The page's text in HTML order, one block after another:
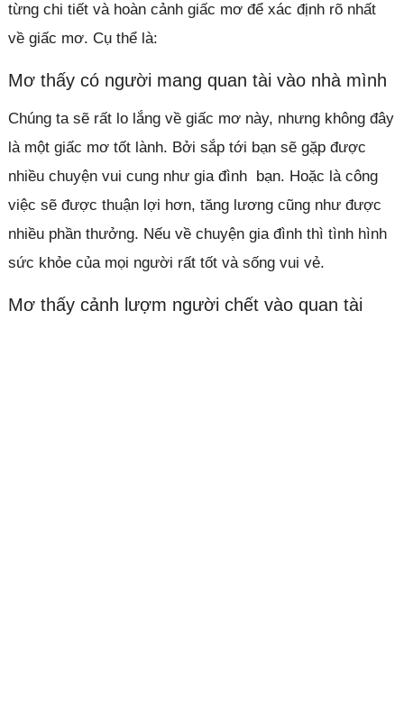
từng chi tiết và hoàn cảnh giấc mơ để xác định rõ nhất
về giấc mơ. Cụ thể là:
Mơ thấy có người mang quan tài vào nhà mình
Chúng ta sẽ rất lo lắng về giấc mơ này, nhưng không đây
là một giấc mơ tốt lành. Bởi sắp tới bạn sẽ gặp được
nhiều chuyện vui cung như gia đình bạn. Hoặc là công
việc sẽ được thuận lợi hơn, tăng lương cũng như được
nhiều phần thưởng. Nếu về chuyện gia đình thì tình hình
sức khỏe của mọi người rất tốt và sống vui vẻ.
Mơ thấy cảnh lượm người chết vào quan tài